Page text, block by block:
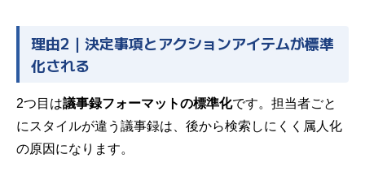
理由2｜決定事項とアクションアイテムが標準
化される
2つ目は議事録フォーマットの標準化です。担当者ごと
にスタイルが違う議事録は、後から検索しにくく属人化
の原因になります。